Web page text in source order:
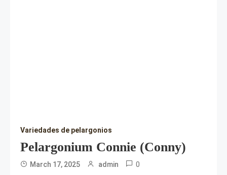
Variedades de pelargonios
Pelargonium Connie (Conny)
March 17, 2025 admin 0